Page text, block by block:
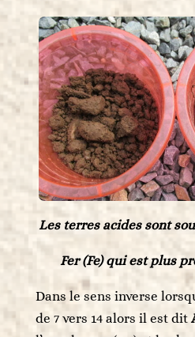
Les terres acides sont
Fer (Fe) qui est plus
Dans le sens inverse
de 7 vers 14 alors il est dit